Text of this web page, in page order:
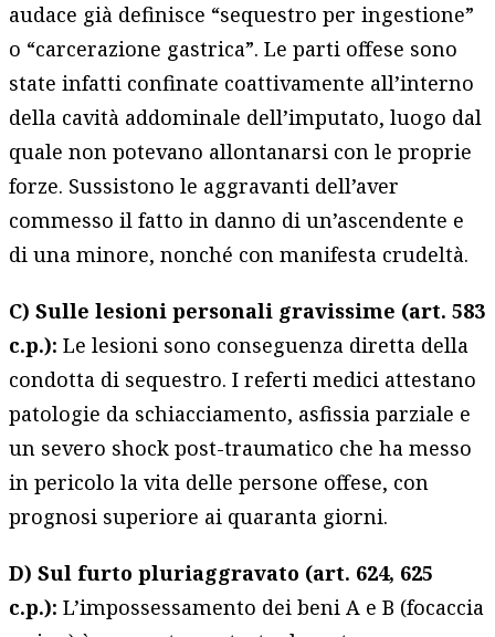
audace già definisce “sequestro per ingestione”
o “carcerazione gastrica”. Le parti offese sono
state infatti confinate coattivamente all’interno
della cavità addominale dell’imputato, luogo dal
quale non potevano allontanarsi con le proprie
forze. Sussistono le aggravanti dell’aver
commesso il fatto in danno di un’ascendente e
di una minore, nonché con manifesta crudeltà.
C) Sulle lesioni personali gravissime (art. 583
c.p.): Le lesioni sono conseguenza diretta della
condotta di sequestro. I referti medici attestano
patologie da schiacciamento, asfissia parziale e
un severo shock post-traumatico che ha messo
in pericolo la vita delle persone offese, con
prognosi superiore ai quaranta giorni.
D) Sul furto pluriaggravato (art. 624, 625
c.p.): L’impossessamento dei beni A e B (focaccia